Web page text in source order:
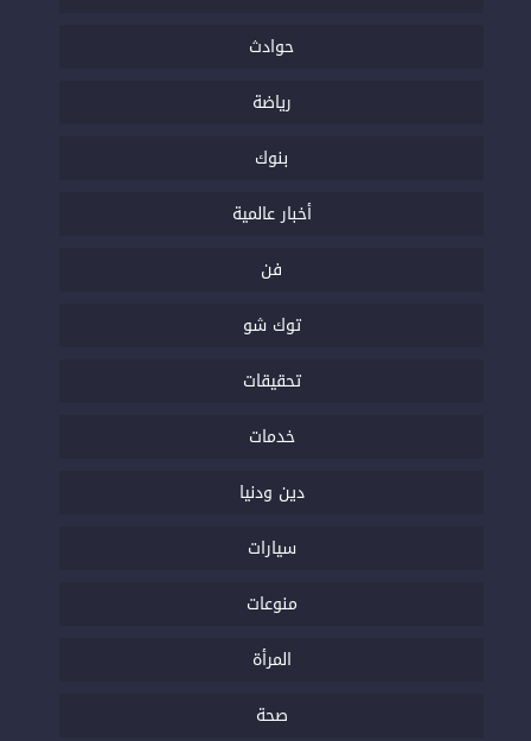
حوادث
رياضة
بنوك
أخبار عالمية
فن
توك شو
تحقيقات
خدمات
دين ودنيا
سيارات
منوعات
المرأة
صحة